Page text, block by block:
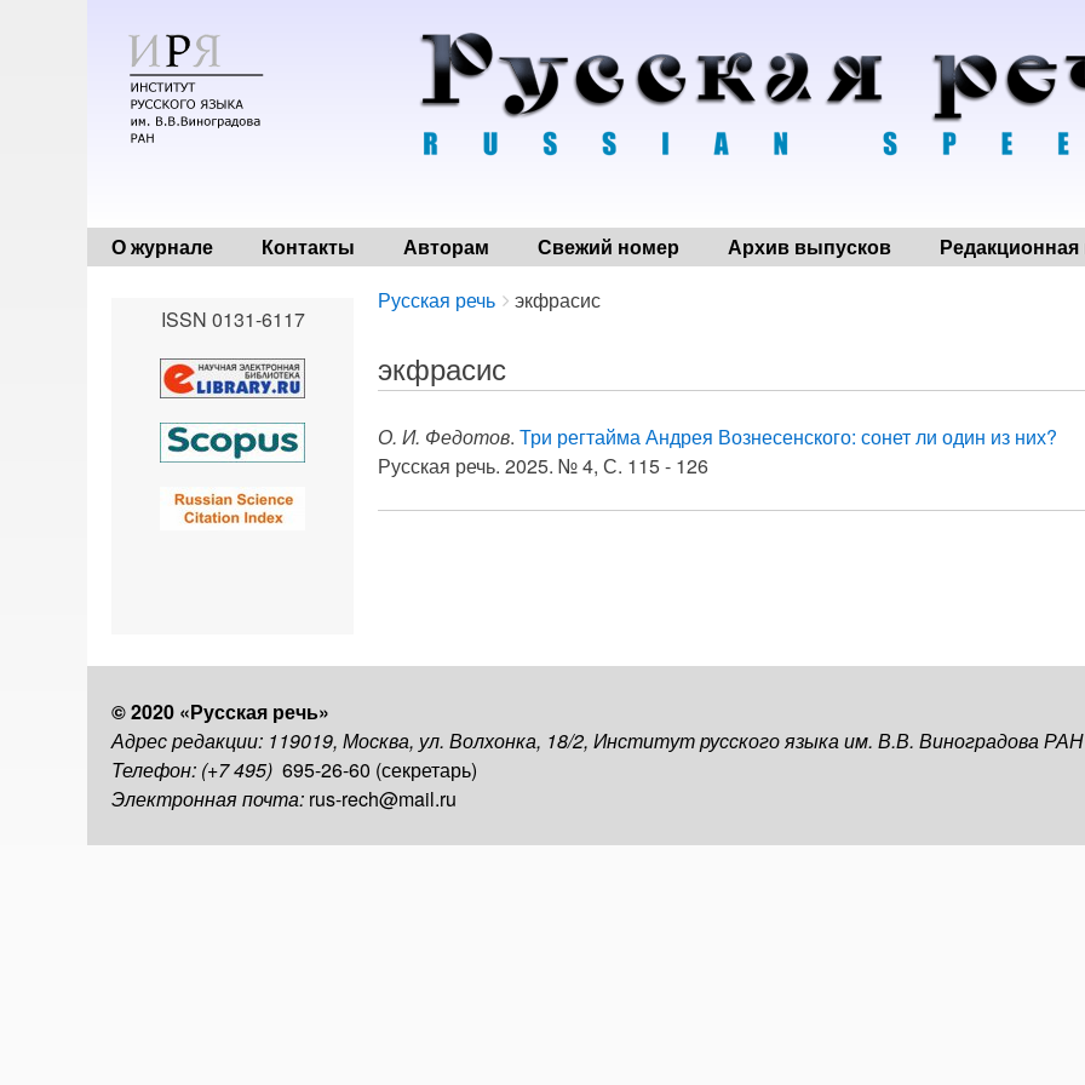
О журнале Контакты Авторам Свежий номер Архив выпусков Редакционная
Breadcrumbs
You
here:
Русская речь экфрасис
экфрасис
О. И. Федотов. Три регтайма Андрея Вознесенского: сонет ли один из них?
Русская речь. 2025. № 4, С. 115 - 126
ISSN 0131-6117
© 2020 «Русская речь»
Адрес редакции: 119019, Москва, ул. Волхонка, 18/2, Институт русского языка им. В.В. Виноградова РАН
Телефон: (+7 495) 695-26-60 (секретарь)
Электронная почта: rus-rech@mail.ru